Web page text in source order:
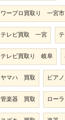
ワープロ買取り 一宮市
テレビ買取 一宮
テレビ買取り 岐阜
ヤマハ 買取 ピア
管楽器 買取 ロー